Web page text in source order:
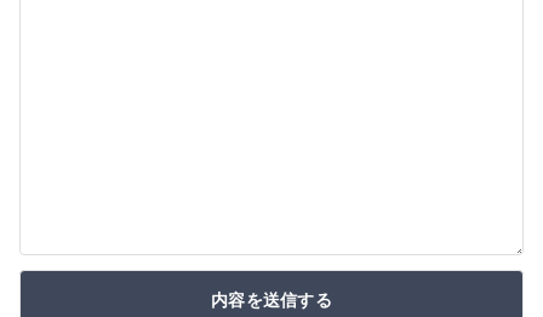
内容を送信する